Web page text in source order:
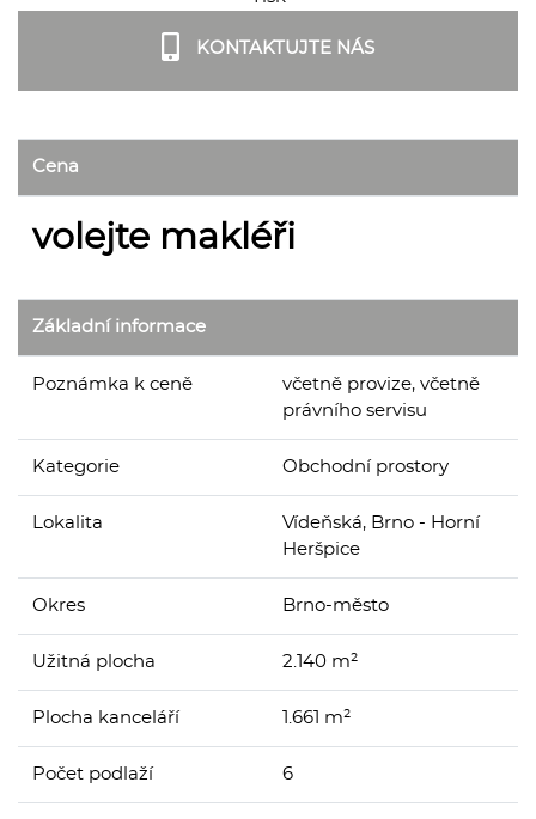
KONTAKTUJTE NÁS
Cena
volejte makléři
Základní informace
Poznámka k ceně
včetně provize, včetně
právního servisu
Kategorie Obchodní prostory
Lokalita
Vídeňská, Brno - Horní
Heršpice
Okres Brno-město
Užitná plocha 2.140 m²
Plocha kanceláří 1.661 m²
Počet podlaží 6